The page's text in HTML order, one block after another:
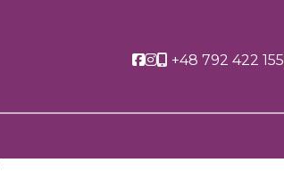
Social link
Social link
+48 792 422 155